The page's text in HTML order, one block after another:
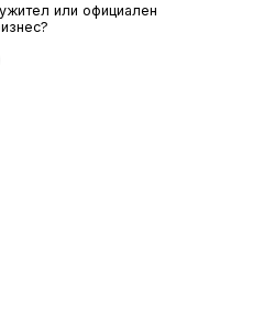
или официален